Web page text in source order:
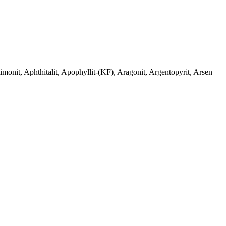
Aphthitalit, Apophyllit-(KF), Aragonit, Argentopyrit, Arsen